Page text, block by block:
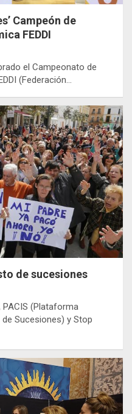
Campeón de
FEDDI
el Campeonato de
(Federación…
de sucesiones
(Plataforma
Sucesiones) y Stop